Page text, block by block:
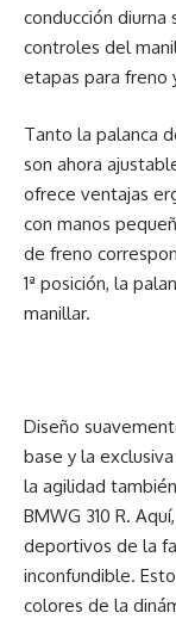
conducción
controles del
etapas para freno
Tanto la palanca
son ahora
ofrece ventajas
con manos
de freno
1ª posición, la
manillar.
Diseño
base y la
la agilidad
BMWG 310 R.
deportivos de la
inconfundible.
colores de la